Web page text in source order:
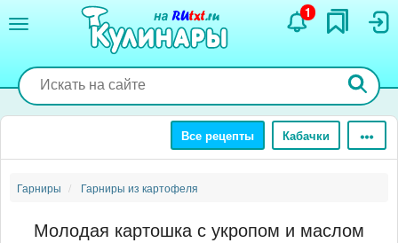
содержанию
1
Все рецепты Кабачки
Гарниры Гарниры из картофеля
Молодая картошка с укропом и маслом